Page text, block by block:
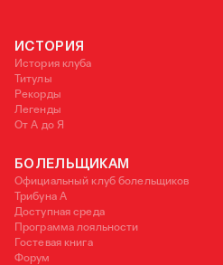
ИСТОРИЯ
История клуба
Титулы
Рекорды
Легенды
От А до Я
БОЛЕЛЬЩИКАМ
Официальный клуб болельщиков
Трибуна А
Доступная среда
Программа лояльности
Гостевая книга
Форум